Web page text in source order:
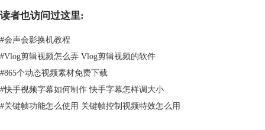
读者也访问过这里:
#会声会影换机教程
#Vlog剪辑视频怎么弄 Vlog剪辑视频的软件
#865个动态视频素材免费下载
#快手视频字幕如何制作 快手字幕怎样调大小
#关键帧功能怎么使用 关键帧控制视频特效怎么用